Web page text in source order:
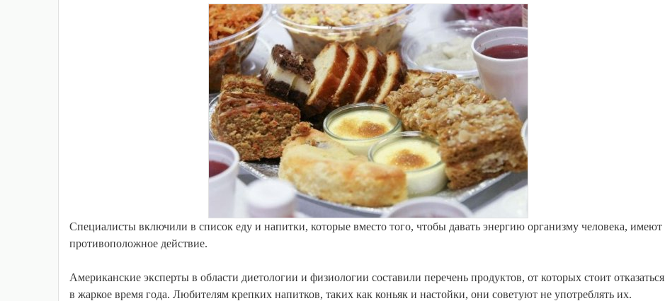
Специалисты включили в список еду и напитки, которые вместо того, чтобы давать энергию организму человека, имеют
противоположное действие.
Американские эксперты в области диетологии и физиологии составили перечень продуктов, от которых стоит отказаться
в жаркое время года. Любителям крепких напитков, таких как коньяк и настойки, они советуют не употреблять их.